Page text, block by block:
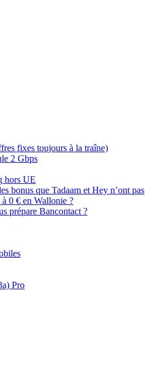
fixes toujours à la traîne)
2 Gbps
hors UE
bonus que Tadaam et Hey n’ont pas
0 € en Wallonie ?
prépare Bancontact ?
Pro